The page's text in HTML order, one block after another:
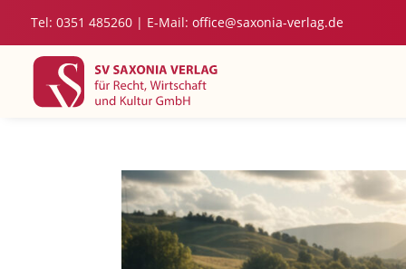
Tel: 0351 485260 | E-Mail: office@saxonia-verlag.de